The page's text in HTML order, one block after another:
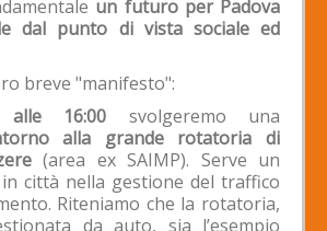
un futuro per Padova
dal punto di vista sociale ed
breve "manifesto":
alle 16:00 svolgeremo una
alla grande rotatoria di
(area ex SAIMP). Serve un
città nella gestione del traffico
Riteniamo che la rotatoria,
da auto, sia l’esempio